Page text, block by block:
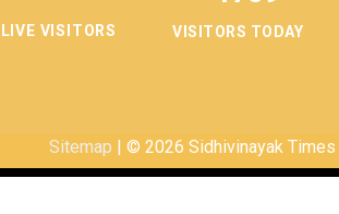
LIVE VISITORS VISITORS TODAY
Sitemap | © 2026 Sidhivinayak